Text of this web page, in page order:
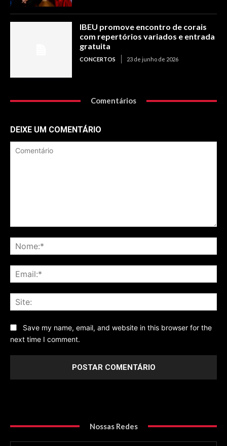
IBEU promove encontro de corais
com repertórios variados e entrada
gratuita
CONCERTOS 23 de junho de 2026
Comentários
DEIXE UM COMENTÁRIO
Save my name, email, and website in this browser for the
next time I comment.
Nossas Redes